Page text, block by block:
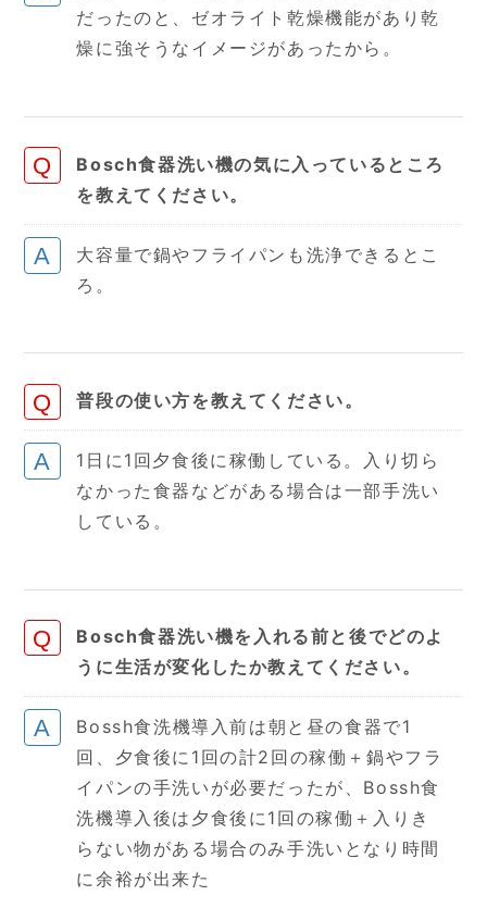
だったのと、ゼオライト乾燥機能があり乾
燥に強そうなイメージがあったから。
Bosch食器洗い機の気に入っているところ
を教えてください。
大容量で鍋やフライパンも洗浄できるとこ
ろ。
普段の使い方を教えてください。
1日に1回夕食後に稼働している。入り切ら
なかった食器などがある場合は一部手洗い
している。
Bosch食器洗い機を入れる前と後でどのよ
うに生活が変化したか教えてください。
Bossh食洗機導入前は朝と昼の食器で1
回、夕食後に1回の計2回の稼働＋鍋やフラ
イパンの手洗いが必要だったが、Bossh食
洗機導入後は夕食後に1回の稼働＋入りき
らない物がある場合のみ手洗いとなり時間
に余裕が出来た